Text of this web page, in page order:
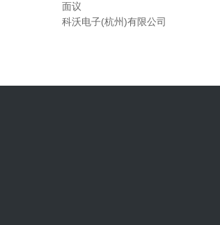
面议
科沃电子(杭州)有限公司